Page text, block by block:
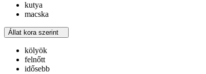
kutya
macska
Állat kora szerint
kölyök
felnőtt
idősebb